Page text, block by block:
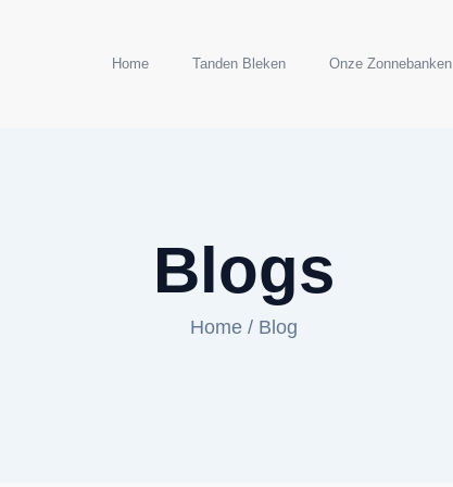
Home Tanden Bleken Onze Zonnebanken
Blogs
Home/ Blog